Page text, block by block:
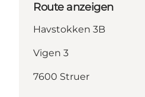
Route anzeigen
Havstokken 3B
Vigen 3
7600 Struer